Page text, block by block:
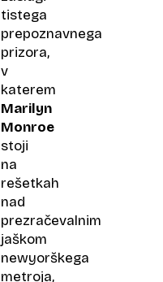
tistega
prepoznavnega
prizora,
v
katerem
Marilyn
Monroe
stoji
na
rešetkah
nad
prezračevalnim
jaškom
newyorškega
metroja,